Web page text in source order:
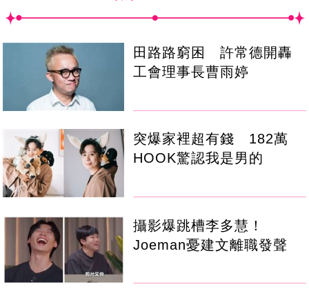
田路路窮困 許常德開轟
工會理事長曹雨婷
突爆家裡超有錢 182萬
HOOK驚認我是男的
攝影爆跳槽李多慧！
Joeman憂建文離職發聲